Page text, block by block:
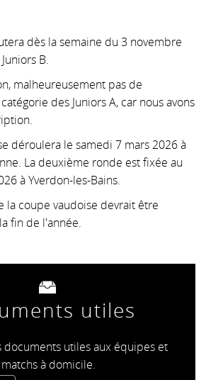
dès la semaine du 3 novembre
B.
malheureusement pas de
des Juniors A, car nous avons
déroulera le samedi 7 mars 2026 à
La deuxième ronde est fixée au
à Yverdon-les-Bains.
la coupe vaudoise devrait être
fin de l'année.
utiles
documents utiles aux équipes et
à domicile.